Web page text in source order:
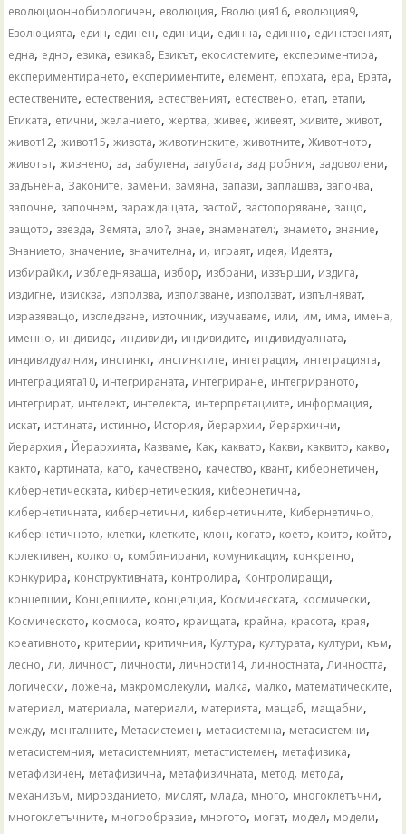
еволюционнобиологичен, еволюция, Еволюция16, еволюция9,
Еволюцията, един, единен, единици, единна, единно, единственият,
една, едно, езика, езика8, Езикът, екосистемите, експериментира,
експериментирането, експериментите, елемент, епохата, ера, Ерата,
естествените, естествения, естественият, естествено, етап, етапи,
Етиката, етични,желанието,жертва,живее,живеят,живите,живот,
живот12,живот15,живота,животинските,животните,Животното,
животът,жизнено, за, забулена, загубата, задгробния, задоволени,
задънена, Законите, замени, замяна, запази, заплашва, започва,
започне, започнем, зараждащата, застой, застопоряване, защо,
защото, звезда, Земята, зло?, знае, знаменател:, знамето, знание,
Знанието, значение, значителна, и, играят, идея, Идеята,
избирайки, избледняваща, избор, избрани, извърши, издига,
издигне, изисква, използва, използване, използват, изпълняват,
изразяващо, изследване, източник, изучаваме, или, им, има, имена,
именно, индивида, индивиди, индивидите, индивидуалната,
индивидуалния, инстинкт, инстинктите, интеграция, интеграцията,
интеграцията10, интегрираната, интегриране, интегрираното,
интегрират, интелект, интелекта, интерпретациите, информация,
искат, истината, истинно, История, йерархии, йерархични,
йерархия:, Йерархията, Казваме, Как, каквато, Какви, каквито, какво,
както, картината, като, качествено, качество, квант, кибернетичен,
кибернетическата, кибернетическия, кибернетична,
кибернетичната, кибернетични, кибернетичните, Кибернетично,
кибернетичното, клетки, клетките, клон, когато, което, които, който,
колективен, колкото, комбинирани, комуникация, конкретно,
конкурира, конструктивната, контролира, Контролиращи,
концепции, Концепциите, концепция, Космическата, космически,
Космическото, космоса, която, краищата, крайна, красота, края,
креативното, критерии, критичния, Култура, културата, култури, към,
лесно,ли,личност,личности,личности14,личностната,Личността,
логически,ложена, макромолекули, малка, малко, математическите,
материал, материала, материали, материята, мащаб, мащабни,
между, менталните, Метасистемен, метасистемна, метасистемни,
метасистемния, метасистемният, метастистемен, метафизика,
метафизичен, метафизична, метафизичната, метод, метода,
механизъм, мирозданието, мислят, млада, много, многоклетъчни,
многоклетъчните, многообразие, многото, могат, модел, модели,